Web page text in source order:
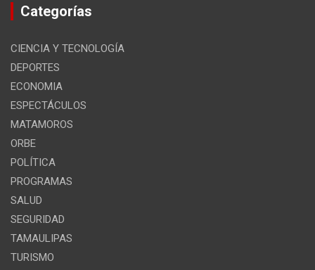
Categorías
CIENCIA Y TECNOLOGÍA
DEPORTES
ECONOMIA
ESPECTÁCULOS
MATAMOROS
ORBE
POLÍTICA
PROGRAMAS
SALUD
SEGURIDAD
TAMAULIPAS
TURISMO